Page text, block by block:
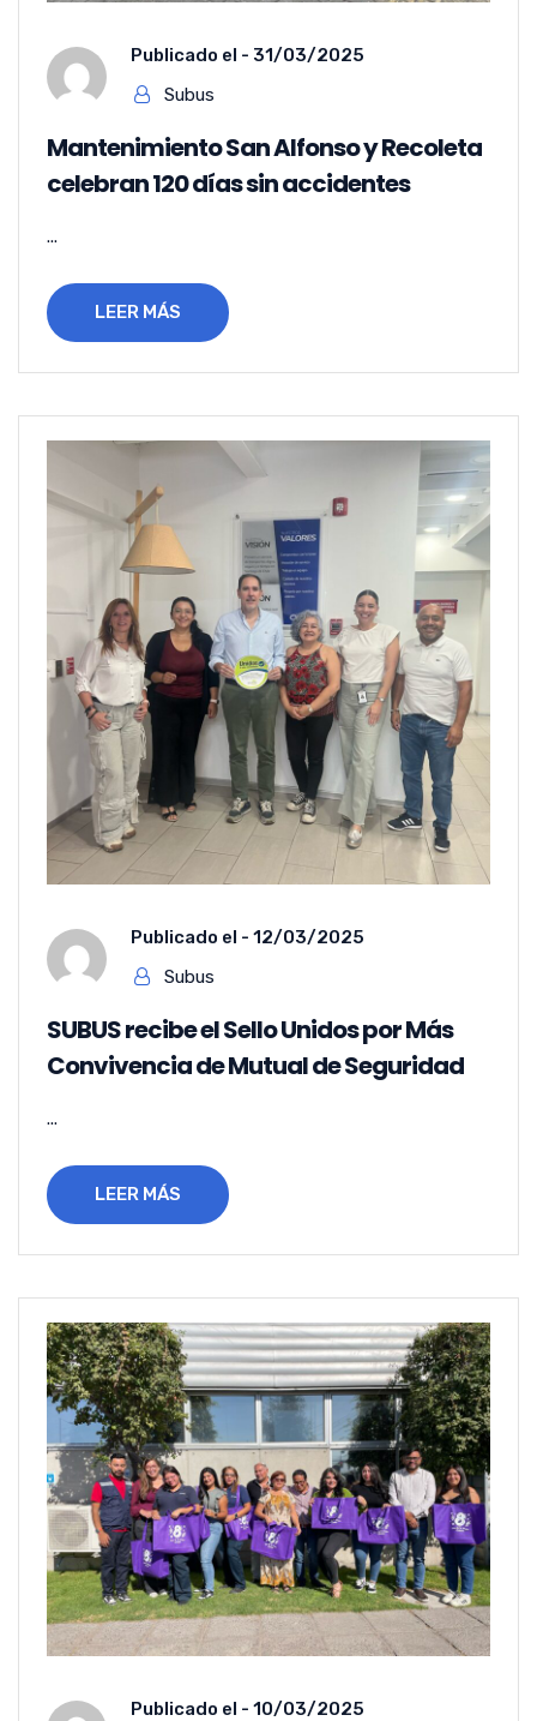
Publicado el - 31/03/2025
Subus
Mantenimiento San Alfonso y Recoleta
celebran 120 días sin accidentes
...
LEER MÁS
Publicado el - 12/03/2025
Subus
SUBUS recibe el Sello Unidos por Más
Convivencia de Mutual de Seguridad
...
LEER MÁS
Publicado el - 10/03/2025